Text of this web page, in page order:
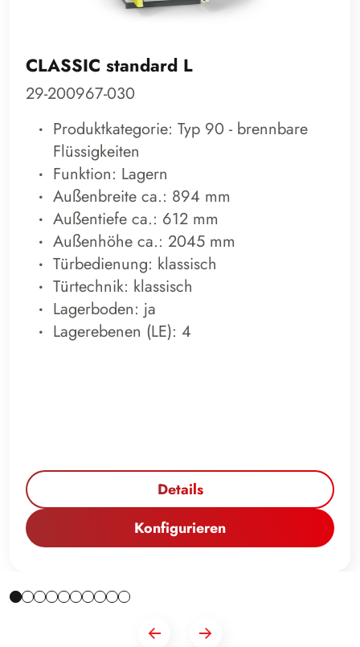
CLASSIC standard L
29-200967-030
Produktkategorie: Typ 90 - brennbare
Flüssigkeiten
Funktion: Lagern
Außenbreite ca.: 894 mm
Außentiefe ca.: 612 mm
Außenhöhe ca.: 2045 mm
Türbedienung: klassisch
Türtechnik: klassisch
Lagerboden: ja
Lagerebenen (LE): 4
Details
Konfigurieren